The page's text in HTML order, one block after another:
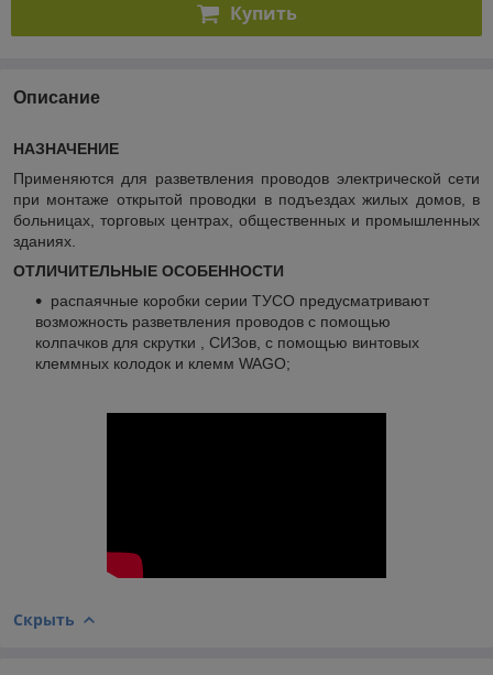
Купить
Описание
НАЗНАЧЕНИЕ
Применяются для разветвления проводов электрической сети
при монтаже открытой проводки в подъездах жилых домов, в
больницах, торговых центрах, общественных и промышленных
зданиях.
ОТЛИЧИТЕЛЬНЫЕ ОСОБЕННОСТИ
распаячные коробки серии ТУСО предусматривают
возможность разветвления проводов с помощью
колпачков для скрутки , СИЗов, с помощью винтовых
клеммных колодок и клемм WAGO;
Скрыть